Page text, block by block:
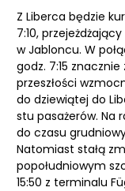
Z Liberca będzie
7:10,
w Jabloncu. W
godz. 7:15
przeszłości
do dziewiątej do
stu pasażerów. Na
do czasu
Natomiast stałą
popołudniowym
15:50 z terminalu